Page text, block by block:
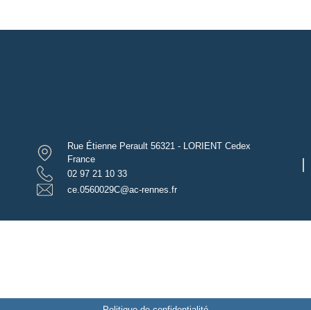
Rue Étienne Perault 56321 - LORIENT Cedex
France
02 97 21 10 33
ce.0560029C@ac-rennes.fr